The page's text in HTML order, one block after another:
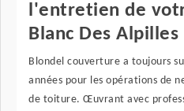
l'entretien de
Blanc Des Alpilles
Blondel couverture a toujours
années pour les opérations de
de toiture. Œuvrant avec